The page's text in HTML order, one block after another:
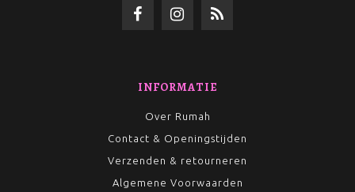
INFORMATIE
Over Rumah
Contact & Openingstijden
Verzenden & retourneren
Algemene Voorwaarden